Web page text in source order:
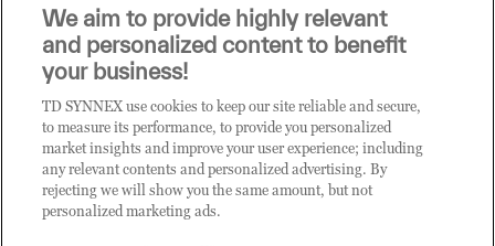
Sei un rivenditore di tecnologia e desideri acquistare
i prodotti o le soluzioni trattate sul blog?
CLICCA QUI E DIVENTA
CLIENTE TD SYNNEX
We aim to provide highly relevant
and personalized content to benefit
your business!
TD SYNNEX use cookies to keep our site reliable and secure,
to measure its performance, to provide you personalized
market insights and improve your user experience; including
any relevant contents and personalized advertising. By
rejecting we will show you the same amount, but not
personalized marketing ads.